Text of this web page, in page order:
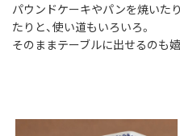
パウンドケーキやパンを焼いた
たりと、使い道もいろいろ。
そのままテーブルに出せるのも